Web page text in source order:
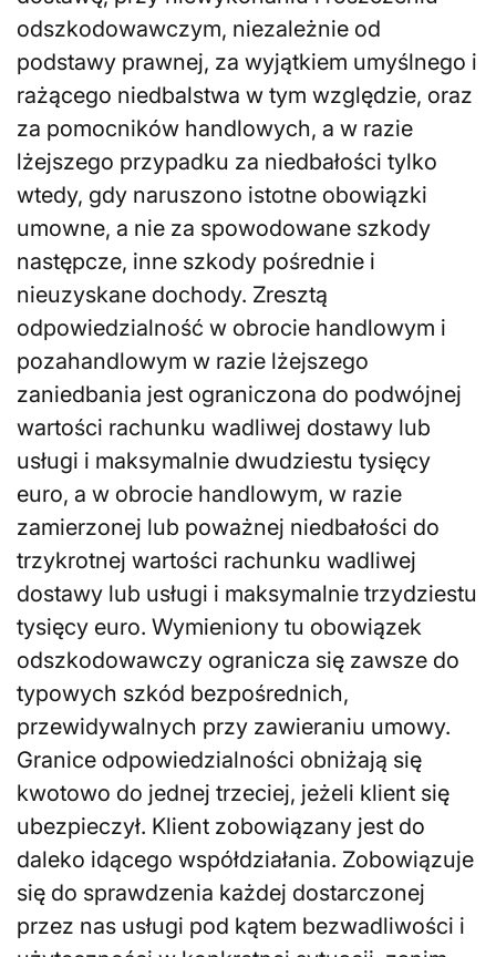
odszkodowawczym, niezależnie od
podstawy prawnej, za wyjątkiem umyślnego i
rażącego niedbalstwa w tym względzie, oraz
za pomocników handlowych, a w razie
lżejszego przypadku za niedbałości tylko
wtedy, gdy naruszono istotne obowiązki
umowne, a nie za spowodowane szkody
następcze, inne szkody pośrednie i
nieuzyskane dochody. Zresztą
odpowiedzialność w obrocie handlowym i
pozahandlowym w razie lżejszego
zaniedbania jest ograniczona do podwójnej
wartości rachunku wadliwej dostawy lub
usługi i maksymalnie dwudziestu tysięcy
euro, a w obrocie handlowym, w razie
zamierzonej lub poważnej niedbałości do
trzykrotnej wartości rachunku wadliwej
dostawy lub usługi i maksymalnie trzydziestu
tysięcy euro. Wymieniony tu obowiązek
odszkodowawczy ogranicza się zawsze do
typowych szkód bezpośrednich,
przewidywalnych przy zawieraniu umowy.
Granice odpowiedzialności obniżają się
kwotowo do jednej trzeciej, jeżeli klient się
ubezpieczył. Klient zobowiązany jest do
daleko idącego współdziałania. Zobowiązuje
się do sprawdzenia każdej dostarczonej
przez nas usługi pod kątem bezwadliwości i